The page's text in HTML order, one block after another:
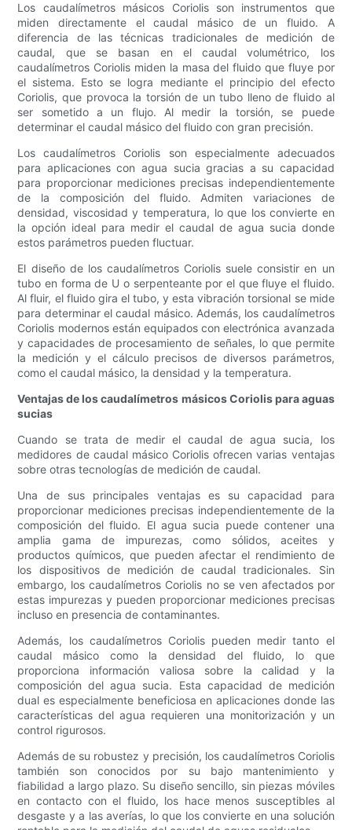
Los caudalímetros másicos Coriolis son instrumentos que
miden directamente el caudal másico de un fluido. A
diferencia de las técnicas tradicionales de medición de
caudal, que se basan en el caudal volumétrico, los
caudalímetros Coriolis miden la masa del fluido que fluye por
el sistema. Esto se logra mediante el principio del efecto
Coriolis, que provoca la torsión de un tubo lleno de fluido al
ser sometido a un flujo. Al medir la torsión, se puede
determinar el caudal másico del fluido con gran precisión.
Los caudalímetros Coriolis son especialmente adecuados
para aplicaciones con agua sucia gracias a su capacidad
para proporcionar mediciones precisas independientemente
de la composición del fluido. Admiten variaciones de
densidad, viscosidad y temperatura, lo que los convierte en
la opción ideal para medir el caudal de agua sucia donde
estos parámetros pueden fluctuar.
El diseño de los caudalímetros Coriolis suele consistir en un
tubo en forma de U o serpenteante por el que fluye el fluido.
Al fluir, el fluido gira el tubo, y esta vibración torsional se mide
para determinar el caudal másico. Además, los caudalímetros
Coriolis modernos están equipados con electrónica avanzada
y capacidades de procesamiento de señales, lo que permite
la medición y el cálculo precisos de diversos parámetros,
como el caudal másico, la densidad y la temperatura.
Ventajas de los caudalímetros másicos Coriolis para aguas
sucias
Cuando se trata de medir el caudal de agua sucia, los
medidores de caudal másico Coriolis ofrecen varias ventajas
sobre otras tecnologías de medición de caudal.
Una de sus principales ventajas es su capacidad para
proporcionar mediciones precisas independientemente de la
composición del fluido. El agua sucia puede contener una
amplia gama de impurezas, como sólidos, aceites y
productos químicos, que pueden afectar el rendimiento de
los dispositivos de medición de caudal tradicionales. Sin
embargo, los caudalímetros Coriolis no se ven afectados por
estas impurezas y pueden proporcionar mediciones precisas
incluso en presencia de contaminantes.
Además, los caudalímetros Coriolis pueden medir tanto el
caudal másico como la densidad del fluido, lo que
proporciona información valiosa sobre la calidad y la
composición del agua sucia. Esta capacidad de medición
dual es especialmente beneficiosa en aplicaciones donde las
características del agua requieren una monitorización y un
control rigurosos.
Además de su robustez y precisión, los caudalímetros Coriolis
también son conocidos por su bajo mantenimiento y
fiabilidad a largo plazo. Su diseño sencillo, sin piezas móviles
en contacto con el fluido, los hace menos susceptibles al
desgaste y a las averías, lo que los convierte en una solución